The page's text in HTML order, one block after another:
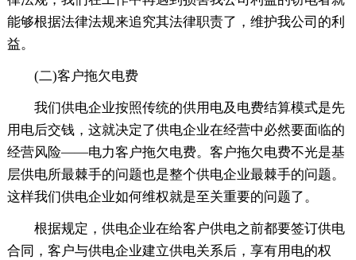
能够根据法律法规来追究其法律职责了，维护我公司的利
益。
(二)客户拖欠电费
我们供电企业按照传统的供用电及电费结算模式是先
用电后交钱，这就决定了供电企业在经营中必然要面临的
经营风险——电力客户拖欠电费。客户拖欠电费不光是基
层供电所最棘手的问题也是整个供电企业最棘手的问题。
这样我们供电企业如何维权就是至关重要的问题了。
根据规定，供电企业在给客户供电之前都要签订供电
合同，客户与供电企业建立供电关系后，享有用电的权